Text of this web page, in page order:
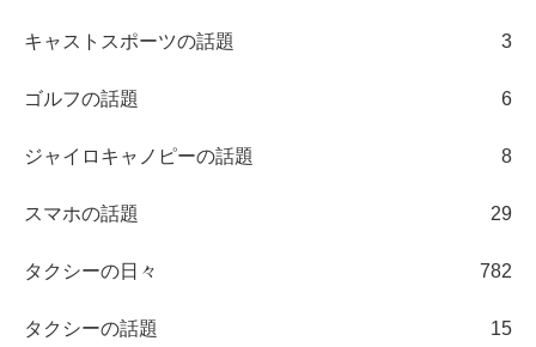
キャストスポーツの話題 3
ゴルフの話題 6
ジャイロキャノピーの話題 8
スマホの話題 29
タクシーの日々 782
タクシーの話題 15